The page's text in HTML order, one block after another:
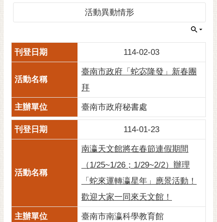
主題服務
市政資訊
市民互動
黃
螢
泉
活動異動情形
114-02-03
臺南市政府「蛇宓隆發」新春團
拜
臺南市政府秘書處
114-01-23
南瀛天文館將在春節連假期間
（1/25~1/26；1/29~2/2）辦理
「蛇來運轉瀛星年」應景活動！
歡迎大家一同來天文館！
臺南市南瀛科學教育館